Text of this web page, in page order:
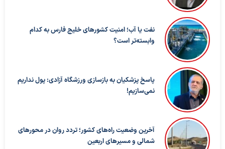
نفت یا آب؛ امنیت کشورهای خلیج فارس به کدام
وابسته‌تر است؟
پاسخ پزشکیان به بازسازی ورزشگاه آزادی: پول نداریم
نمی‌سازیم!
آخرین وضعیت راه‌های کشور؛ تردد روان در محورهای
شمالی و مسیرهای اربعین